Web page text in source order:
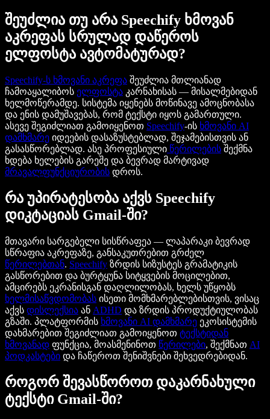
შეუძლია თუ არა Speechify ხმოვან
აკრეფას სრულად დაწეროს
ელფოსტა ავტომატურად?
Speechify-ს ხმოვანი აკრეფა შეუძლია მთლიანად
ჩამოაყალიბოს ელფოსტა კარნახისას — მისალმებიდან
ხელმოწერამდე. სისტემა იყენებს მოწინავე ამოცნობასა
და ენის დამუშავებას, რომ ტექსტი იყოს გამართული.
ასევე შეგიძლიათ გამოიყენოთ Speechify-ის ხმოვანი AI
დამხმარე იდეების დასაზუსტებლად, შეჯამებისთვის ან
გასასწორებლად. ასე პროფესიული წერილების შექმნა
ხდება ხელების გარეშე და ბევრად მარტივად
მრავალფუნქციურობის დროს.
რა უპირატესობა აქვს Speechify
დიკტაციას Gmail-ში?
მთავარი სარგებელი სისწრაფეა — ლაპარაკი ბევრად
სწრაფია აკრეფაზე, განსაკუთრებით გრძელ
წერილებთან. Speechify ზრდის სიზუსტეს გრამატიკის
გასწორებით და ბურტყუნა სიტყვების მოცილებით,
ამცირებს ეკრანისგან დაღლილობას, ხელს უწყობს
ხელმისაწვდომობას ისეთი მომხმარებლებისთვის, ვისაც
აქვს დისლექსია ან ADHD და ზრდის პროდუქტიულობას
გზაში. პლატფორმის ხმოვანი AI დამხმარე ეკოსისტემის
დახმარებით შეგიძლიათ გამოიყენოთ ტექსტიდან
ხმოვანად ფუნქცია, მოასმენინოთ წერილები, შექმნათ AI
პოდკასტები და ჩაწეროთ შენიშვნები შეხვედრებიდან.
როგორ შევასწოროთ დაკარნახული
ტექსტი Gmail-ში?